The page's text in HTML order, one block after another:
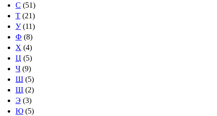
С (51)
Т (21)
У(11)
Ф (8)
Х (4)
Ц (5)
Ч (9)
Ш (5)
Щ (2)
Э (3)
Ю (5)